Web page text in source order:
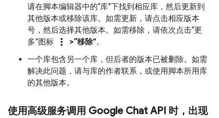
请在脚本编辑器中的“库”下找到相应库，然后更新到
其他版本或移除该库。如需更新，请点击相应版本
号，然后选择其他版本。如需移除，请依次点击“更
多”图标
more_vert >“移除”。
一个库包含另一个库，但后者的版本已被删除。如需
解决此问题，请与库的作者联系，或使用脚本所用库
的其他版本。
使用高级服务调用 Google Chat API 时，出现